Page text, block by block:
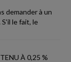
demander à un
le fait, le
À 0,25 %